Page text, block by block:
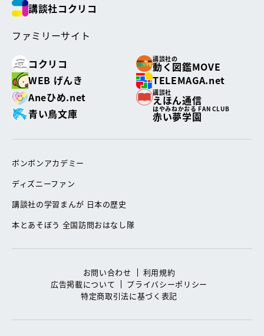
講談社コクリコ
ファミリーサイト
コクリコ
講談社の
動く図鑑MOVE
WEB げんき
TELEMAGA.net
Aneひめ.net
講談社
えほん通信
青い鳥文庫
はやみねかおる FAN CLUB
赤い夢学園
ボンボンアカデミー
ディズニーファン
講談社の学習まんが 日本の歴史
本とあそぼう 全国訪問おはなし隊
お問い合わせ
利用規約
広告掲載について
プライバシーポリシー
特定商取引法に基づく表記